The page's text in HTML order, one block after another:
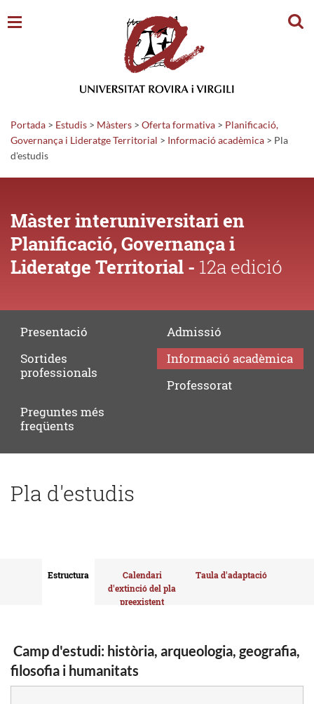
Portada > Estudis > Màsters > Oferta formativa > Planificació,
Governança i Lideratge Territorial > Informacióacadèmica > Pla
d'estudis
Màster interuniversitari en
Planificació, Governança i
Lideratge Territorial - 12a edició
Presentació
Admissió
Sortides
professionals
Informació acadèmica
Professorat
Preguntesmés
freqüents
Pla d'estudis
Estructura
Calendari
d'extinció del pla
preexistent
Taula d'adaptació
Camp d'estudi: història, arqueologia, geografia,
filosofia i humanitats
EN
I